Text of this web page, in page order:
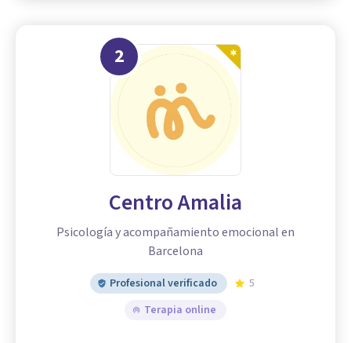
2
Centro Amalia
Psicología y acompañamiento emocional en
Barcelona
Profesional verificado
5
Terapia online